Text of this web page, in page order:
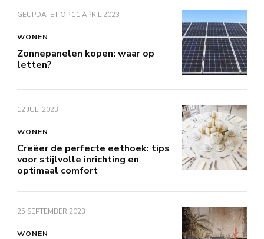
GEÜPDATET OP 11 APRIL 2023
WONEN
Zonnepanelen kopen: waar op
letten?
12 JULI 2023
WONEN
Creëer de perfecte eethoek: tips
voor stijlvolle inrichting en
optimaal comfort
25 SEPTEMBER 2023
WONEN